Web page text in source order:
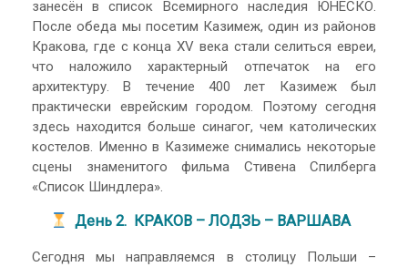
занесён в список Всемирного наследия ЮНЕСКО.
После обеда мы посетим Казимеж, один из районов
Кракова, где с конца XV века стали селиться евреи,
что наложило характерный отпечаток на его
архитектуру. В течение 400 лет Казимеж был
практически еврейским городом. Поэтому сегодня
здесь находится больше синагог, чем католических
костелов. Именно в Казимеже снимались некоторые
сцены знаменитого фильма Стивена Спилберга
«Список Шиндлера».
День 2. КРАКОВ – ЛОДЗЬ – ВАРШАВА
Сегодня мы направляемся в столицу Польши –